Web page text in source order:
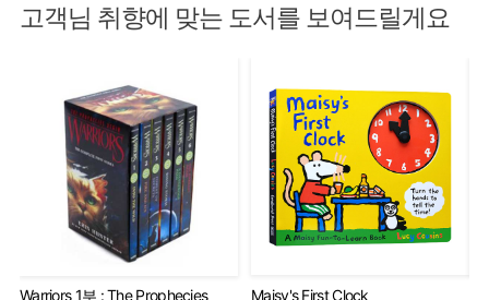
고객님 취향에 맞는 도서를 보여드릴게요
Warriors 1부 : The Prophecies
Maisy's First Clock